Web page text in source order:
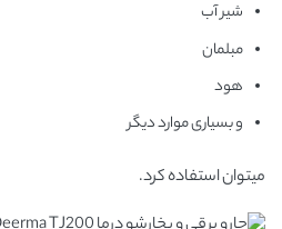
شیر آب
مبلمان
هود
و بسیاری موارد دیگر
میتوان استفاده کرد.